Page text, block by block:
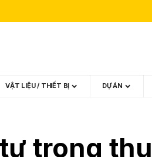
VẬT LIỆU / THIẾT BỊ DỰ ÁN
trong